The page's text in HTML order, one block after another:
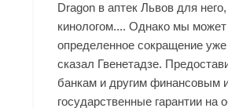
Dragon в аптек Львов для
кинологом.... Однако мы
определенное сокращение
сказал Гвенетадзе.
банкам и другим финансовым
государственные гарантии на